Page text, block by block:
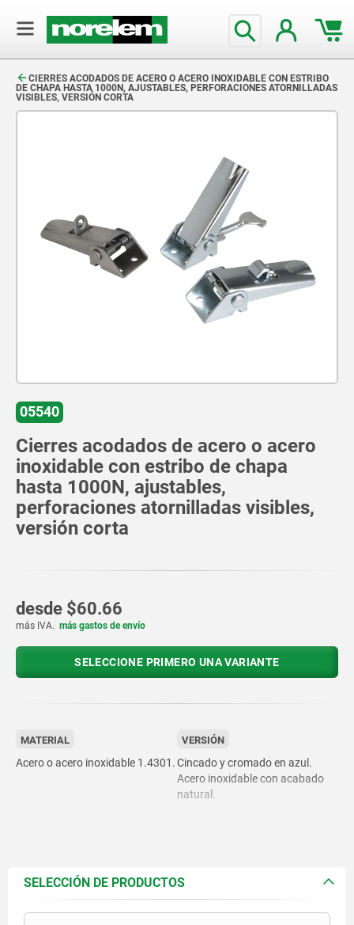
CIERRES ACODADOS DE ACERO O ACERO INOXIDABLE CON ESTRIBO
DE CHAPA HASTA 1000N, AJUSTABLES, PERFORACIONES ATORNILLADAS
VISIBLES, VERSIÓN CORTA
05540
Cierres acodados de acero o acero
inoxidable con estribo de chapa
hasta 1000N, ajustables,
perforaciones atornilladas visibles,
versión corta
desde $60.66
más IVA. más gastos de envío
SELECCIONE PRIMERO UNA VARIANTE
MATERIAL
Acero o acero inoxidable 1.4301.
VERSIÓN
Cincado y cromado en azul.
Acero inoxidable con acabado
natural.
SELECCIÓN DE PRODUCTOS